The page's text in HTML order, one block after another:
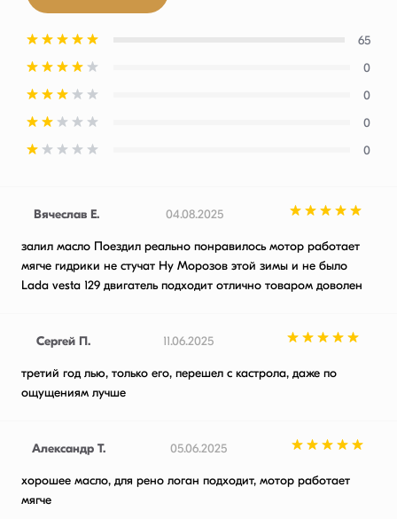
65
0
0
0
0
Вячеслав Е. 04.08.2025
залил масло Поездил реально понравилось мотор работает
мягче гидрики не стучат Ну Морозов этой зимы и не было
Lada vesta 129 двигатель подходит отлично товаром доволен
Сергей П. 11.06.2025
третий год лью, только его, перешел с кастрола, даже по
ощущениям лучше
Александр Т. 05.06.2025
хорошее масло, для рено логан подходит, мотор работает
мягче